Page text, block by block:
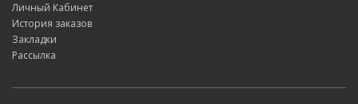
Личный Кабинет
История заказов
Закладки
Рассылка